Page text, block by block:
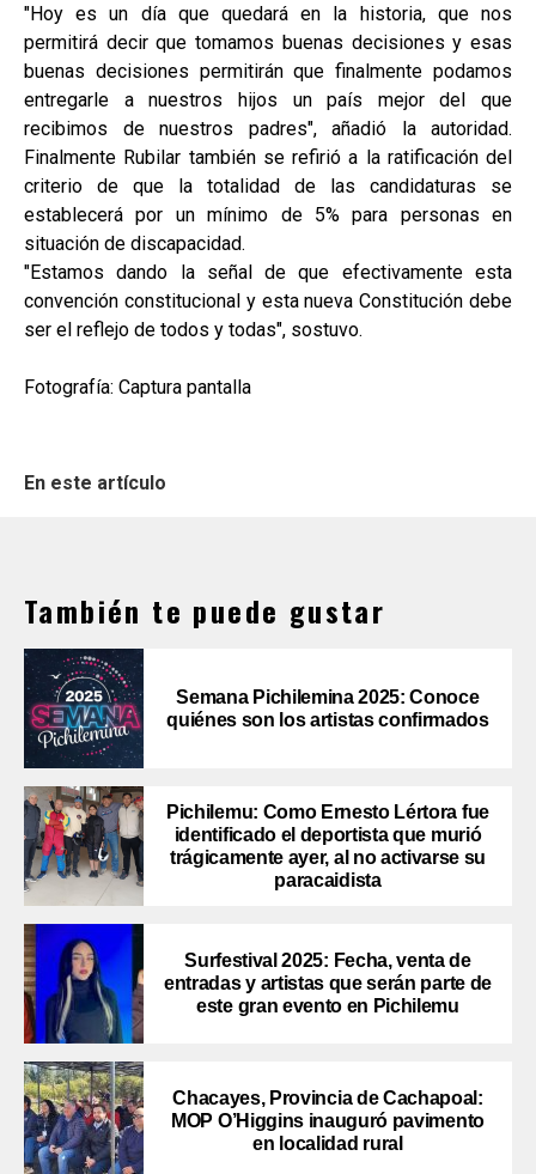
"Hoy es un día que quedará en la historia, que nos
permitirá decir que tomamos buenas decisiones y esas
buenas decisiones permitirán que finalmente podamos
entregarle a nuestros hijos un país mejor del que
recibimos de nuestros padres", añadió la autoridad.
Finalmente Rubilar también se refirió a la ratificación del
criterio de que la totalidad de las candidaturas se
establecerá por un mínimo de 5% para personas en
situación de discapacidad.
"Estamos dando la señal de que efectivamente esta
convención constitucional y esta nueva Constitución debe
ser el reflejo de todos y todas", sostuvo.
Fotografía: Captura pantalla
En este artículo
También te puede gustar
Semana Pichilemina 2025: Conoce
quiénes son los artistas confirmados
Pichilemu: Como Ernesto Lértora fue
identificado el deportista que murió
trágicamente ayer, al no activarse su
paracaidista
Surfestival 2025: Fecha, venta de
entradas y artistas que serán parte de
este gran evento en Pichilemu
Chacayes, Provincia de Cachapoal:
MOP O’Higgins inauguró pavimento
en localidad rural